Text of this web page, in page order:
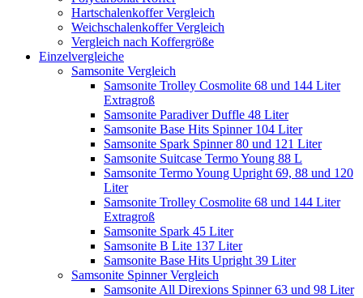
Hartschalenkoffer Vergleich
Weichschalenkoffer Vergleich
Vergleich nach Koffergröße
Einzelvergleiche
Samsonite Vergleich
Samsonite Trolley Cosmolite 68 und 144 Liter
Extragroß
Samsonite Paradiver Duffle 48 Liter
Samsonite Base Hits Spinner 104 Liter
Samsonite Spark Spinner 80 und 121 Liter
Samsonite Suitcase Termo Young 88 L
Samsonite Termo Young Upright 69, 88 und 120
Liter
Samsonite Trolley Cosmolite 68 und 144 Liter
Extragroß
Samsonite Spark 45 Liter
Samsonite B Lite 137 Liter
Samsonite Base Hits Upright 39 Liter
Samsonite Spinner Vergleich
Samsonite All Direxions Spinner 63 und 98 Liter